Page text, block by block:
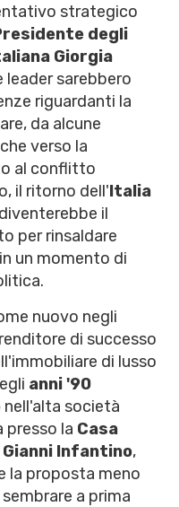
strategico
degli
Giorgia
leader sarebbero
riguardanti la
da alcune
verso la
al conflitto
il ritorno dell'Italia
il
per rinsaldare
in un momento di
nuovo negli
di successo
di lusso
anni '90
nell'alta società
presso la Casa
Gianni Infantino,
la proposta meno
a prima